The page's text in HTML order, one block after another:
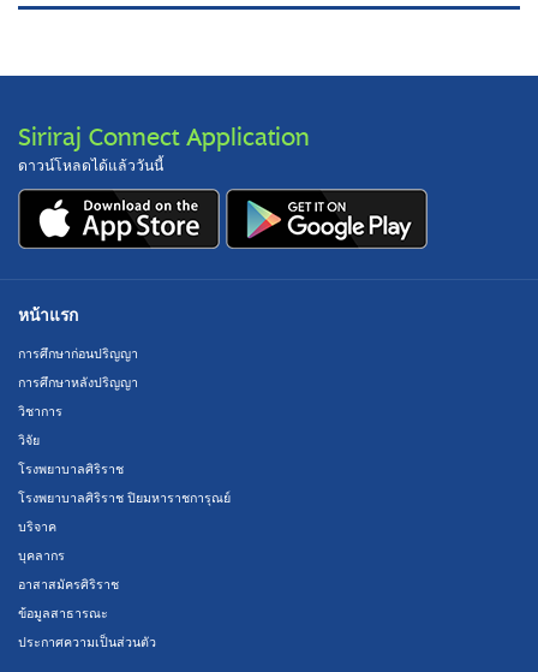
Siriraj Connect Application
ดาวน์โหลดได้แล้ววันนี้
หน้าแรก
การศึกษาก่อนปริญญา
การศึกษาหลังปริญญา
วิชาการ
วิจัย
โรงพยาบาลศิริราช
โรงพยาบาลศิริราช ปิยมหาราชการุณย์
บริจาค
บุคลากร
อาสาสมัครศิริราช
ข้อมูลสาธารณะ
ประกาศความเป็นส่วนตัว